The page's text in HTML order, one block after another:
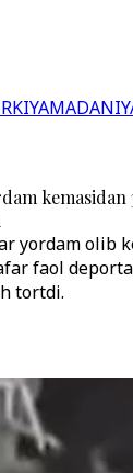
yordam olib
faol
tortdi.